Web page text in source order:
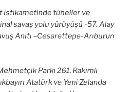
istikametinde tüneller ve
savaş yolu yürüyüşü -57. Alay
Anıtı –Cesarettepe-Arıburun
Parkı 261. Rakımlı
Atatürk ve Yeni Zelanda